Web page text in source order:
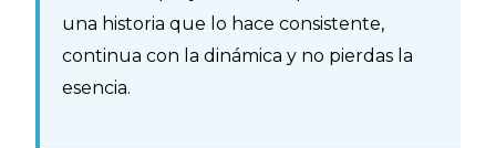
una historia que lo hace consistente,
continua con la dinámica y no pierdas la
esencia.